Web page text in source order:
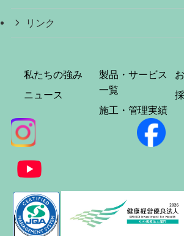
リンク
私たちの強み
ニュース
製品・サービス
一覧
施工・管理実績